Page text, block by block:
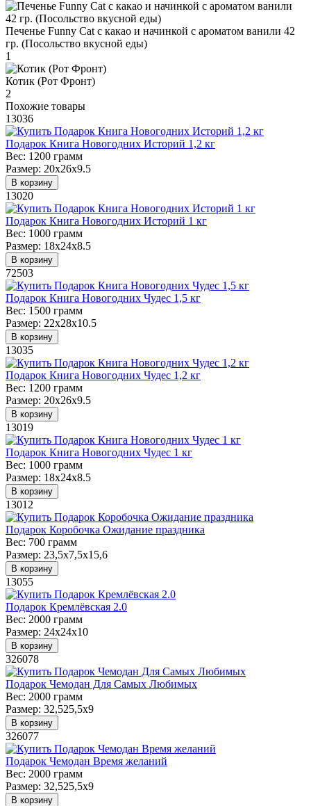
Печенье Funny Сat с какао и начинкой с ароматом ванили 42
гр. (Посольство вкусной еды)
1
Котик (Рот Фронт)
2
Похожие товары
13036
Подарок Книга Новогодних Историй 1,2 кг
Вес: 1200 грамм
Размер: 20х26х9.5
В корзину
13020
Подарок Книга Новогодних Историй 1 кг
Вес: 1000 грамм
Размер: 18х24х8.5
В корзину
72503
Подарок Книга Новогодних Чудес 1,5 кг
Вес: 1500 грамм
Размер: 22х28х10.5
В корзину
13035
Подарок Книга Новогодних Чудес 1,2 кг
Вес: 1200 грамм
Размер: 20х26х9.5
В корзину
13019
Подарок Книга Новогодних Чудес 1 кг
Вес: 1000 грамм
Размер: 18х24х8.5
В корзину
13012
Подарок Коробочка Ожидание праздника
Вес: 700 грамм
Размер: 23,5х7,5х15,6
В корзину
13055
Подарок Кремлёвская 2.0
Вес: 2000 грамм
Размер: 24х24х10
В корзину
326078
Подарок Чемодан Для Самых Любимых
Вес: 2000 грамм
Размер: 32,525,5х9
В корзину
326077
Подарок Чемодан Время желаний
Вес: 2000 грамм
Размер: 32,525,5х9
В корзину